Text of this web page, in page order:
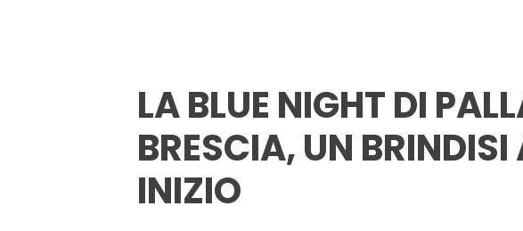
LA BLUE NIGHT DI
BRESCIA, UN
INIZIO